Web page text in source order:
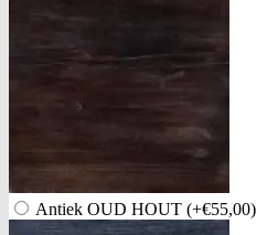
Antiek OUD HOUT (+€55,00)